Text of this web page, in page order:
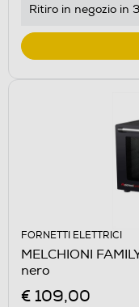
Ritiro in negozio in
FORNETTI ELETTRICI
MELCHIONI
nero
€ 109,00